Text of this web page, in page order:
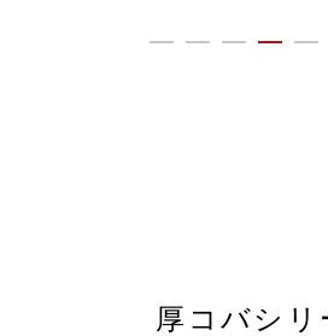
厚コバシリ